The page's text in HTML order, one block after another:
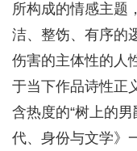
所构成的情感主题
洁、整饬、有序的
伤害的主体性的人
于当下作品诗性正
含热度的“树上的
代、身份与文学》